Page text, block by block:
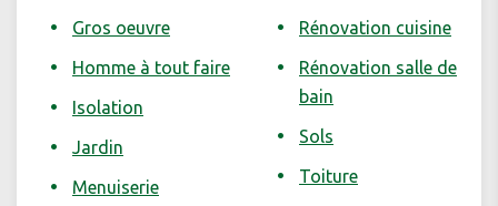
Gros oeuvre
Homme à tout faire
Isolation
Jardin
Menuiserie
Rénovation cuisine
Rénovation salle de
bain
Sols
Toiture